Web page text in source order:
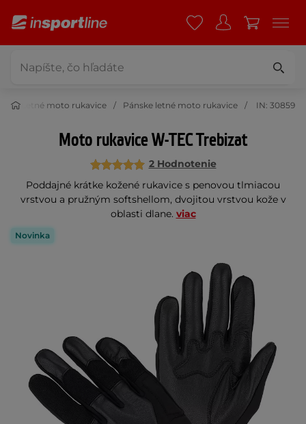
Letné moto rukavice Pánske letné moto rukavice IN: 30859
Moto rukavice W-TEC Trebizat
2 Hodnotenie
Poddajné krátke kožené rukavice s penovou tlmiacou
vrstvou a pružným softshellom, dvojitou vrstvou kože v
oblasti dlane. viac
Novinka